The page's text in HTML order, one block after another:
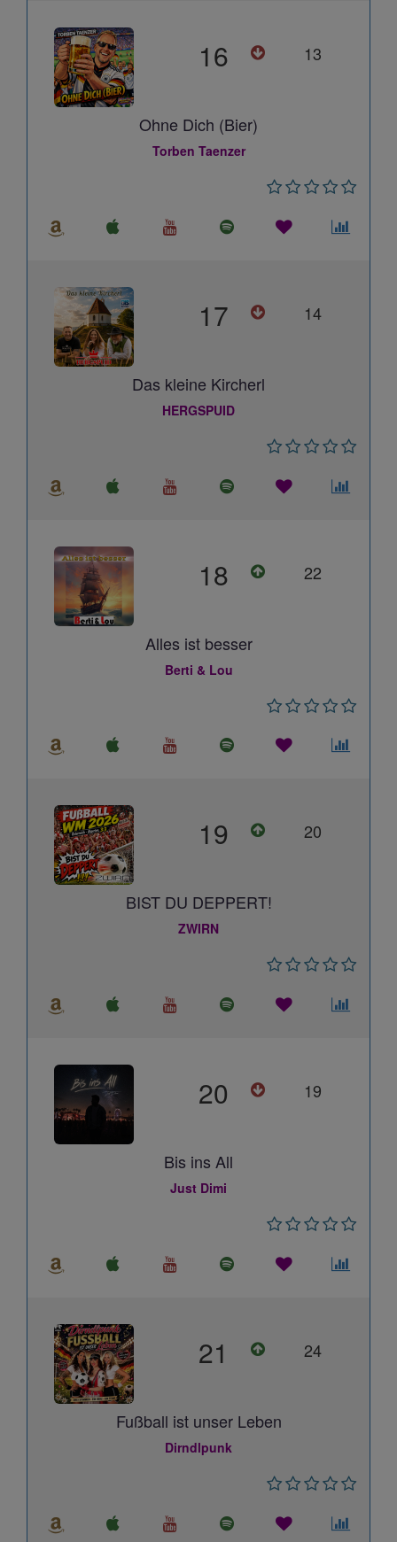
16 13
Ohne Dich (Bier)
Torben Taenzer
17 14
Das kleine Kircherl
HERGSPUID
18 22
Alles ist besser
Berti & Lou
19 20
BIST DU DEPPERT!
ZWIRN
20 19
Bis ins All
Just Dimi
21 24
Fußball ist unser Leben
Dirndlpunk